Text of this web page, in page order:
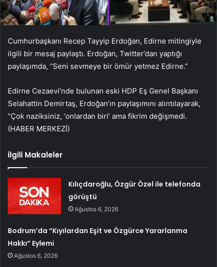
Cumhurbaşkanı Recep Tayyip Erdoğan, Edirne mitingiyle
ilgili bir mesaj paylaştı. Erdoğan, Twitter’dan yaptığı
paylaşımda, “Seni sevmeye bir ömür yetmez Edirne.”
Edirne Cezaevi’nde bulunan eski HDP Eş Genel Başkanı
Selahattin Demirtaş, Erdoğan’ın paylaşımını alıntılayarak,
“Çok naziksiniz, ‘onlardan biri’ ama fikrim değişmedi.
(HABER MERKEZİ)
İlgili Makaleler
Kılıçdaroğlu, Özgür Özel ile telefonda
görüştü
Ağustos 6, 2026
Bodrum’da “Kıyılardan Eşit ve Özgürce Yararlanma
Hakkı” Eylemi
Ağustos 6, 2026